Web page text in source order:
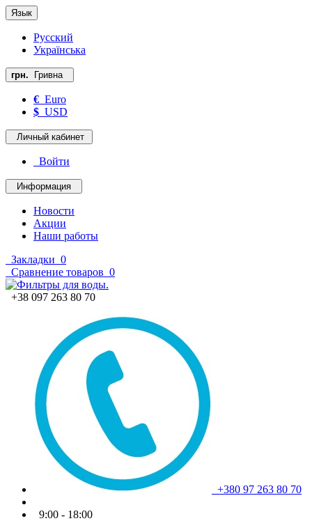
Язык
Русский
Українська
грн. Гривна
€ Euro
$ USD
Личный кабинет
Войти
Информация
Новости
Акции
Наши работы
Закладки 0
Сравнение товаров 0
+38 097 263 80 70
+380 97 263 80 70
9:00 - 18:00